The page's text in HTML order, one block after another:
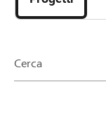
e
della
Cerca